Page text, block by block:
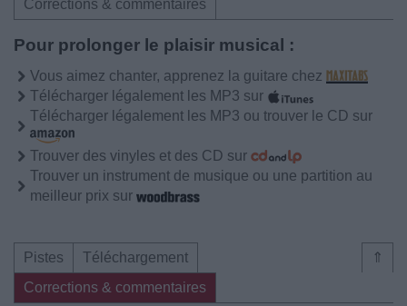
Corrections & commentaires
Pour prolonger le plaisir musical :
Vous aimez chanter, apprenez la guitare chez
Télécharger légalement les MP3 sur
Télécharger légalement les MP3 ou trouver le CD sur
Trouver des vinyles et des CD sur
Trouver un instrument de musique ou une partition au
meilleur prix sur
⇑
Pistes
Téléchargement
Corrections & commentaires